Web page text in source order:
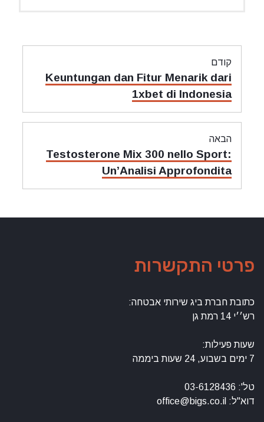
ניווט
קודם
מאמר
קודם:
Keuntungan dan Fitur Menarik dari
1xbet di Indonesia
הבאה
מאמר
הבאה:
Testosterone Mix 300 nello Sport:
Un’Analisi Approfondita
פרטי התקשרות
כתובת חברת ביג שירותי אבטחה:
רש׳׳י 14 רמת גן
שעות פעילות:
7 ימים בשבוע, 24 שעות ביממה
טל': 03-6128436
דוא"ל: office@bigs.co.il